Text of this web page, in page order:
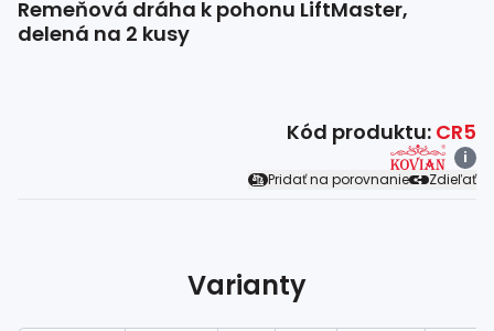
Kovanépolotovary
Remeňová dráha k pohonu LiftMaster,
delená na 2 kusy
Kód produktu: CR5
i
Pridať na porovnanie
Zdieľať
Varianty